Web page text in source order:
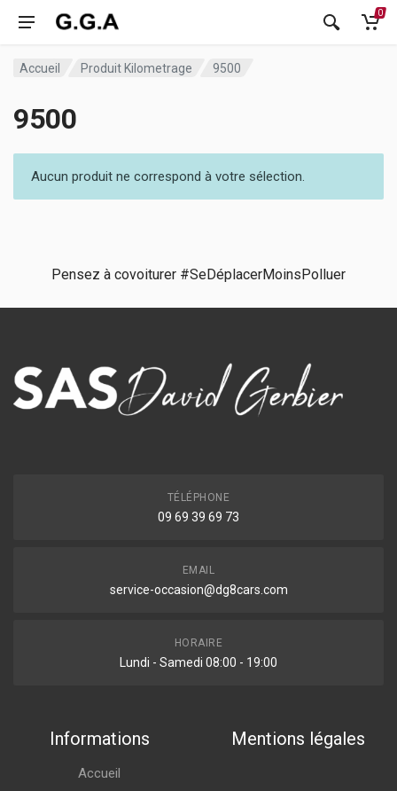
0
Accueil Produit Kilometrage 9500
9500
Aucun produit ne correspond à votre sélection.
Pensez à covoiturer #SeDéplacerMoinsPolluer
TÉLÉPHONE
09 69 39 69 73
EMAIL
service-occasion@dg8cars.com
HORAIRE
Lundi - Samedi 08:00 - 19:00
Informations
Accueil
Mentions légales